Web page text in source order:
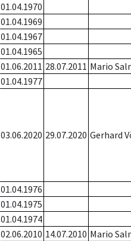
01.04.1970
01.04.1969
01.04.1967
01.04.1965
01.06.2011 28.07.2011 Mario
01.04.1977
03.06.2020 29.07.2020 Gerhard
01.04.1976
01.04.1975
01.04.1974
02.06.2010 14.07.2010 Mario